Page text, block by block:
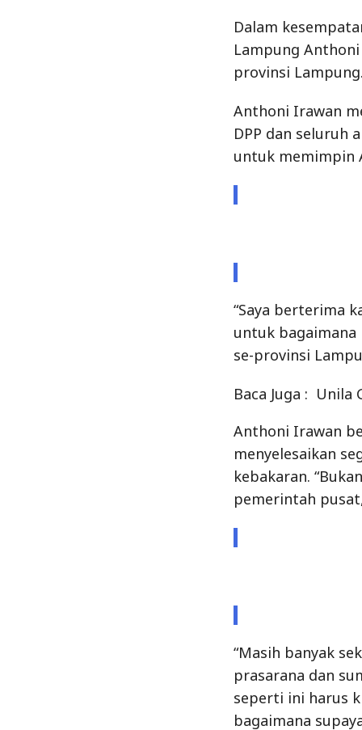
Dalam
Lampung
provinsi
Anthoni Irawan
DPP dan seluruh
untuk memimpin
“Saya berterima
untuk
se-provinsi
Baca Juga : Unila
Anthoni Irawan
menyelesaikan
kebakaran.
pemerintah
“Masih banyak
prasarana dan
seperti ini harus
bagaimana